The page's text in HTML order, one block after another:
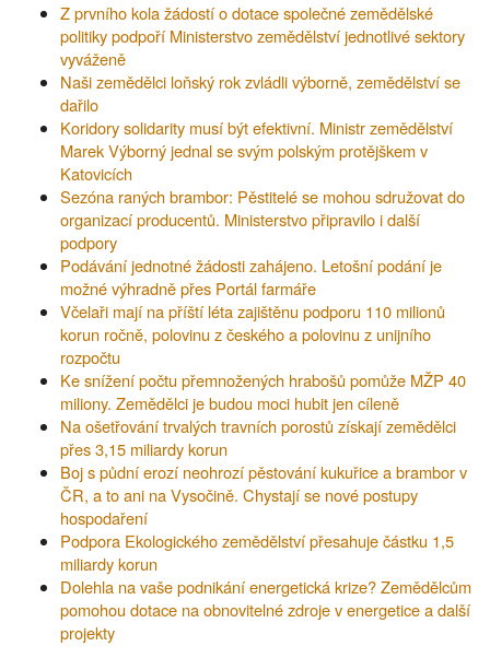
Z prvního kola žádostí o dotace společné zemědělské
politiky podpoří Ministerstvo zemědělství jednotlivé sektory
vyváženě
Naši zemědělci loňský rok zvládli výborně, zemědělství se
dařilo
Koridory solidarity musí být efektivní. Ministr zemědělství
Marek Výborný jednal se svým polským protějškem v
Katovicích
Sezóna raných brambor: Pěstitelé se mohou sdružovat do
organizací producentů. Ministerstvo připravilo i další
podpory
Podávání jednotné žádosti zahájeno. Letošní podání je
možné výhradně přes Portál farmáře
Včelaři mají na příští léta zajištěnu podporu 110 milionů
korun ročně, polovinu z českého a polovinu z unijního
rozpočtu
Ke snížení počtu přemnožených hrabošů pomůže MŽP 40
miliony. Zemědělci je budou moci hubit jen cíleně
Na ošetřování trvalých travních porostů získají zemědělci
přes 3,15 miliardy korun
Boj s půdní erozí neohrozí pěstování kukuřice a brambor v
ČR, a to ani na Vysočině. Chystají se nové postupy
hospodaření
Podpora Ekologického zemědělství přesahuje částku 1,5
miliardy korun
Dolehla na vaše podnikání energetická krize? Zemědělcům
pomohou dotace na obnovitelné zdroje v energetice a další
projekty